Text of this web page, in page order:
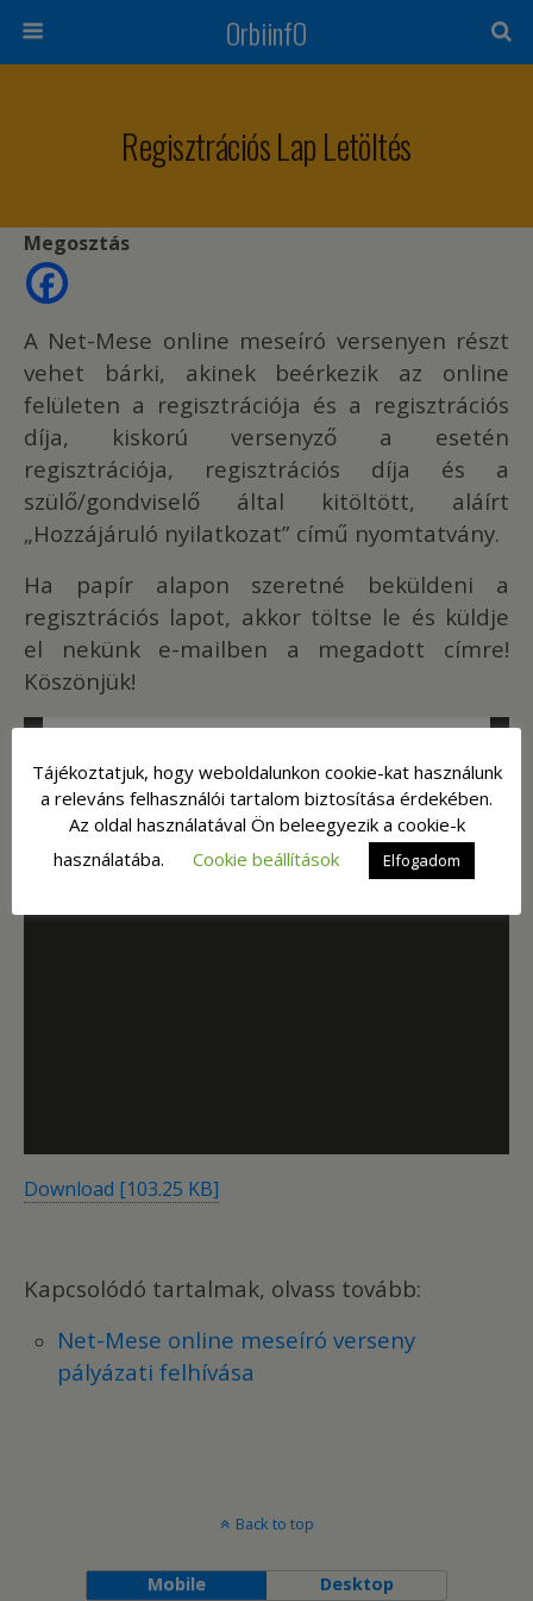
OrbiinfO
Regisztrációs Lap Letöltés
Megosztás
A Net-Mese online meseíró versenyen részt
vehet bárki, akinek beérkezik az online
felületen a regisztrációja és a regisztrációs
díja, kiskorú versenyző a esetén
regisztrációja, regisztrációs díja és a
szülő/gondviselő által kitöltött, aláírt
„Hozzájáruló nyilatkozat” című nyomtatvány.
Ha papír alapon szeretné beküldeni a
regisztrációs lapot, akkor töltse le és küldje
el nekünk e-mailben a megadott címre!
Köszönjük!
Download [103.25 KB]
Kapcsolódó tartalmak, olvass tovább:
Net-Mese online meseíró verseny
pályázati felhívása
Back to top
Mobile Desktop
Tájékoztatjuk, hogy weboldalunkon cookie-kat használunk
a releváns felhasználói tartalom biztosítása érdekében.
Az oldal használatával Ön beleegyezik a cookie-k
használatába.
Cookie beállítások Elfogadom